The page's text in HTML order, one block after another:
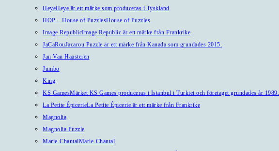
HeyeHeye är ett märke som produceras i Tyskland
HOP – House of PuzzlesHouse of Puzzles
Image RepublicImage Republic är ett märke från Frankrike
JaCaRouJacarou Puzzle är ett märke från Kanada som grundades 2015.
Jan Van Haasteren
Jumbo
King
KS GamesMärket KS Games produceras i Istanbul i Turkiet och företaget grundades år 1989.
La Petite ÉpicerieLa Petite Épicerie är ett märke från Frankrike
Magnolia
Magnolia Puzzle
Marie-ChantalMarie-Chantal